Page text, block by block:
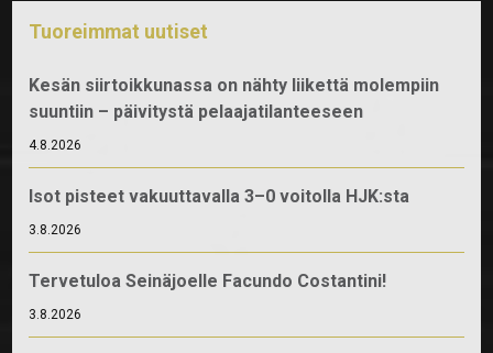
Tuoreimmat uutiset
Kesän siirtoikkunassa on nähty liikettä molempiin
suuntiin – päivitystä pelaajatilanteeseen
4.8.2026
Isot pisteet vakuuttavalla 3–0 voitolla HJK:sta
3.8.2026
Tervetuloa Seinäjoelle Facundo Costantini!
3.8.2026